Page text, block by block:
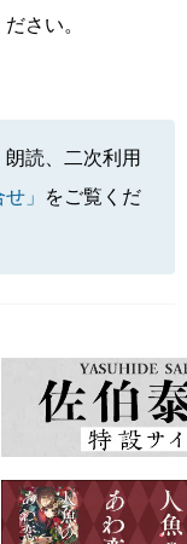
さい。
読、二次利用
」
をご覧くだ